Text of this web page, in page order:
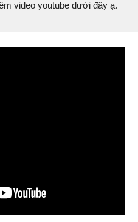
video youtube dưới đây ạ.